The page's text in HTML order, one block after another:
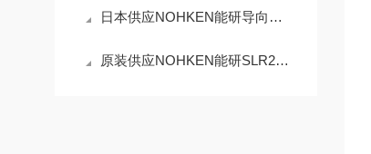
日本供应NOHKEN能研导向式脉搏液位计GW200FWT1
原装供应NOHKEN能研SLR200L-XP微波液位计